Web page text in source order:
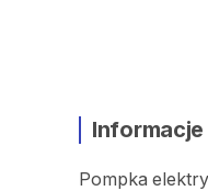
Pompka